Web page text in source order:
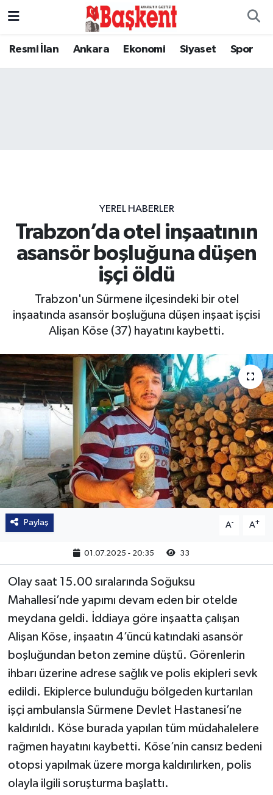
Resmi İlan Ankara Ekonomi Siyaset Spor
YEREL HABERLER
Trabzon’da otel inşaatının
asansör boşluğuna düşen
işçi öldü
Trabzon'un Sürmene ilçesindeki bir otel
inşaatında asansör boşluğuna düşen inşaat işçisi
Alişan Köse (37) hayatını kaybetti.
Paylaş A- A+
01.07.2025 - 20:35 33
Olay saat 15.00 sıralarında Soğuksu
Mahallesi’nde yapımı devam eden bir otelde
meydana geldi. İddiaya göre inşaatta çalışan
Alişan Köse, inşaatın 4’üncü katındaki asansör
boşluğundan beton zemine düştü. Görenlerin
ihbarı üzerine adrese sağlık ve polis ekipleri sevk
edildi. Ekiplerce bulunduğu bölgeden kurtarılan
işçi ambulansla Sürmene Devlet Hastanesi’ne
kaldırıldı. Köse burada yapılan tüm müdahalelere
rağmen hayatını kaybetti. Köse’nin cansız bedeni
otopsi yapılmak üzere morga kaldırılırken, polis
olayla ilgili soruşturma başlattı.